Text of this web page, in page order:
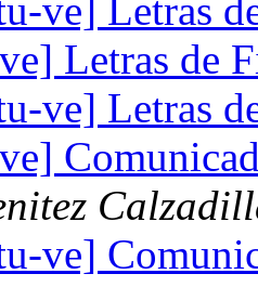
ve] Letras
Letras de
ve] Letras
ve]